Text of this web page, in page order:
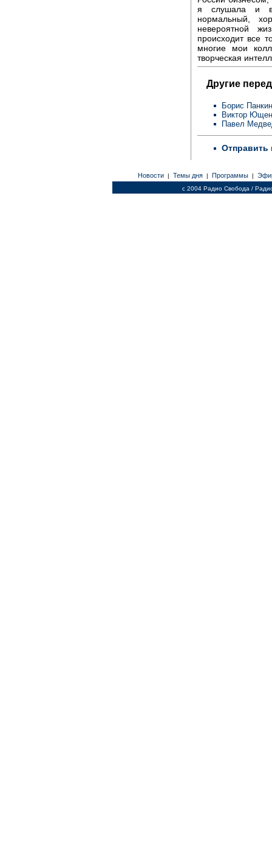
я слушала и
нормальный,
невероятной
происходит все
многие мои
творческая
Другие
Борис Панкин
Виктор
Павел
Отправить
Новости | Темы дня | Программы |
c 2004 Радио Свобода /